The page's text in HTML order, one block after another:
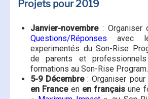
Projets pour 2019
Janvier-novembre: Organiser
Questions/Réponses avec
experimentés du Son-Rise
de parents et
formations au Son-Rise Program.
5-9 Décembre: Organiser pour
en Franceen en français une